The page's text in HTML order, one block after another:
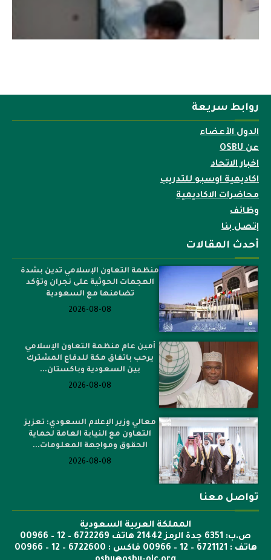
روابط سريعة
الدول الأعضاء
عن OSBU
اخبار الاتحاد
اكاديمية اوسبو للتدريب
محاضرات الاكاديمية
وظائف
إتصل بنا
أحدث المقالات
منظمة التعاون الإسلامي تدين بشدة
الهجمات الحوثية على نجران وتؤكد
تضامنها مع السعودية
2026-08-08
أمين عام منظمة التعاون الإسلامي
يرحب باتفاق مكة للدفاع المشترك
بين السعودية وباكستان...
2026-08-08
معالي وزير الإعلام السعودي: تعزيز
التعاون مع النيابة العامة لحماية
الحقوق ومواجهة المعلومات...
2026-08-08
تواصل معنا
المملكة العربية السعودية
ص.ب: 6351 جدة الرمز 21442 هاتف 6722269 – 12 – 00966
هاتف : 6721121 – 12 – 00966 فاكس : 6722600 – 12 – 00966